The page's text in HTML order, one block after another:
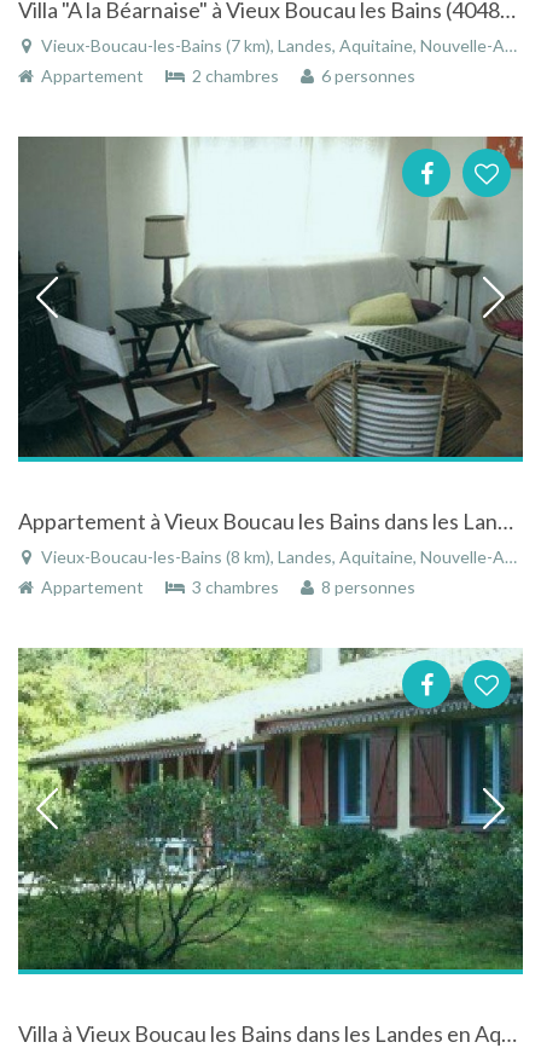
Villa "A la Béarnaise" à Vieux Boucau les Bains (40480) Landes à 250 m de la plage surveillée
Vieux-Boucau-les-Bains (7 km), Landes, Aquitaine, Nouvelle-Aquitaine, France
Appartement
2 chambres 6 personnes
Appartement à Vieux Boucau les Bains dans les Landes en Aquitaine avec terrasse
Vieux-Boucau-les-Bains (8 km), Landes, Aquitaine, Nouvelle-Aquitaine, France
Appartement
3 chambres 8 personnes
Villa à Vieux Boucau les Bains dans les Landes en Aquitaine en bord de mer